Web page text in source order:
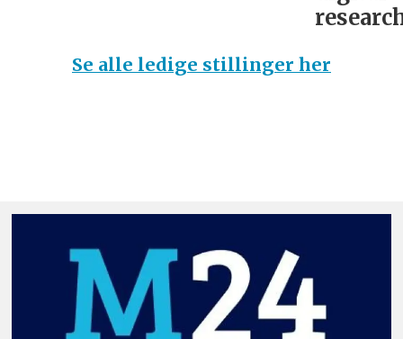
Se alle ledige stillinger her